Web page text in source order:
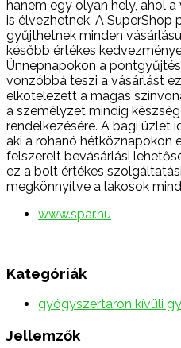
hanem egy olyan hely, ahol
is élvezhetnek. A
gyűjthetnek minden
később értékes
Ünnepnapokon a
vonzóbbá teszi a vásárlást
elkötelezett a magas
a személyzet mindig
rendelkezésére. A bagi üzlet
aki a rohanó hétköznapokon
felszerelt bevásárlási
ez a bolt értékes
megkönnyítve a lakosok
www.spar.hu
Kategóriák
gyógyszertáron kívüli
Jellemzők